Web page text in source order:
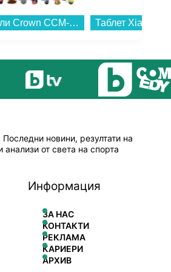
Кафемашина с капсули Crown CCM-1533 GR 7 в 1...
новини, резултати на
от света на спорта
Информация
ЗА НАС
КОНТАКТИ
РЕКЛАМА
КАРИЕРИ
АРХИВ